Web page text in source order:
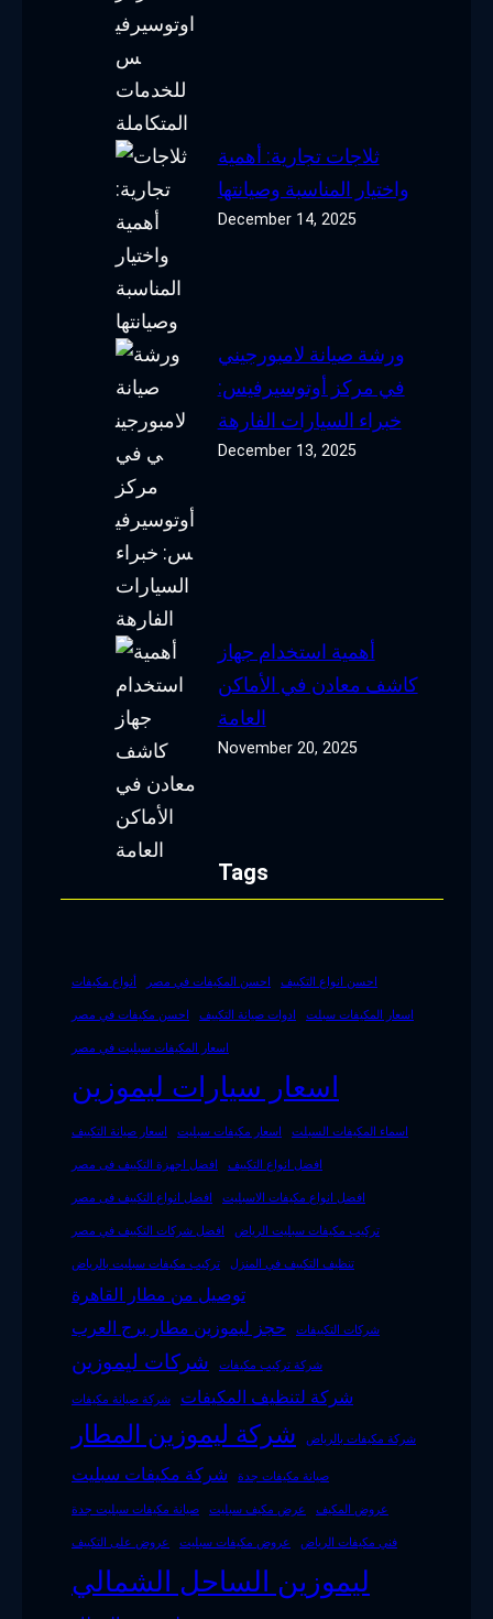
ثلاجات تجارية: أهمية
واختيار المناسبة وصيانتها
December 14, 2025
ورشة صيانة لامبورجيني
في مركز أوتوسيرفيس:
خبراء السيارات الفارهة
December 13, 2025
أهمية استخدام جهاز
كاشف معادن في الأماكن
العامة
November 20, 2025
Tags
أنواع مكيفات احسن المكيفات في مصر احسن انواع التكييف
احسن مكيفات في مصر ادوات صيانة التكييف اسعار المكيفات سبلت
اسعار المكيفات سبليت في مصر
اسعار سيارات ليموزين
اسعار صيانة التكييف اسعار مكيفات سبليت اسماء المكيفات السبلت
افضل اجهزة التكييف فى مصر افضل انواع التكييف
افضل انواع التكييف فى مصر افضل انواع مكيفات الاسبليت
افضل شركات التكييف في مصر تركيب مكيفات سبليت الرياض
تركيب مكيفات سبليت بالرياض تنظيف التكييف في المنزل
توصيل من مطار القاهرة
حجز ليموزين مطار برج العرب
شركات التكييفات
شركات ليموزين شركة تركيب مكيفات
شركة صيانة مكيفات شركة لتنظيف المكيفات
شركة ليموزين المطار شركة مكيفات بالرياض
شركة مكيفات سبليت صيانة مكيفات جدة
صيانة مكيفات سبليت جدة عرض مكيف سبليت عروض المكيف
عروض على التكييف عروض مكيفات سبليت فني مكيفات الرياض
ليموزين الساحل الشمالي